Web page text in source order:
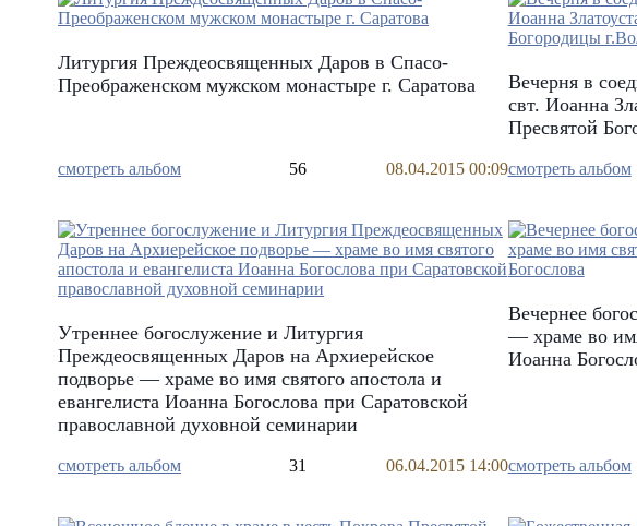
Литургия Преждеосвященных Даров в Спасо-
Преображенском мужском монастыре г. Саратова
смотреть альбом 56 08.04.2015 00:09
Вечерня в
свт. Иоанна
Пресвятой
смотреть альбом
Утреннее богослужение и Литургия
Преждеосвященных Даров на Архиерейское
подворье — храме во имя святого апостола и
евангелиста Иоанна Богослова при Саратовской
православной духовной семинарии
смотреть альбом 31 06.04.2015 14:00
Вечернее
— храме во
Иоанна
смотреть альбом